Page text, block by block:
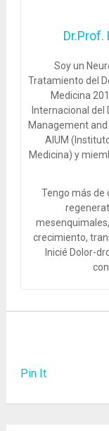
Dr.Prof.
Soy un
Tratamiento del
Medicina
Internacional del
Management and
AIUM
Medicina) y
Tengo más de
crecimiento,
Inicié Dolor-
Pin It